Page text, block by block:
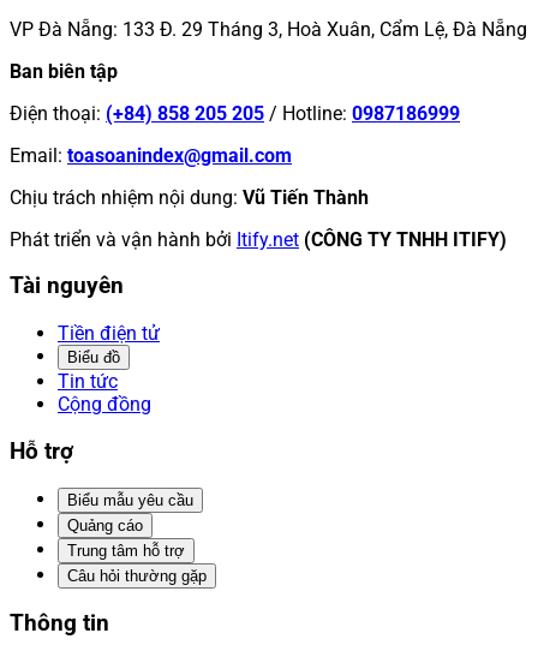
VP Đà Nẵng: 133 Đ. 29 Tháng 3, Hoà Xuân, Cẩm Lệ, Đà Nẵng
Ban biên tập
Điện thoại: (+84) 858 205 205 / Hotline: 0987186999
Email: toasoanindex@gmail.com
Chịu trách nhiệm nội dung: Vũ Tiến Thành
Phát triển và vận hành bởi Itify.net (CÔNG TY TNHH ITIFY)
Tài nguyên
Tiền điện tử
Biểu đồ
Tin tức
Cộng đồng
Hỗ trợ
Biểu mẫu yêu cầu
Quảng cáo
Trung tâm hỗ trợ
Câu hỏi thường gặp
Thông tin